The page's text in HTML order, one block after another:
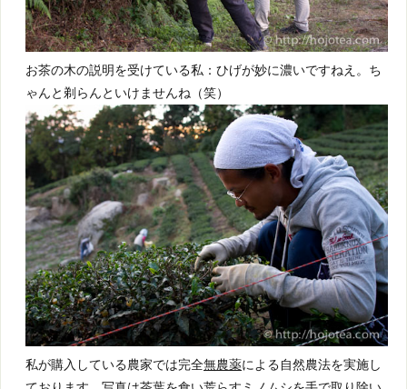
お茶の木の説明を受けている私：ひげが妙に濃いですねえ。ち
ゃんと剃らんといけませんね（笑）
私が購入している農家では完全無農薬による自然農法を実施し